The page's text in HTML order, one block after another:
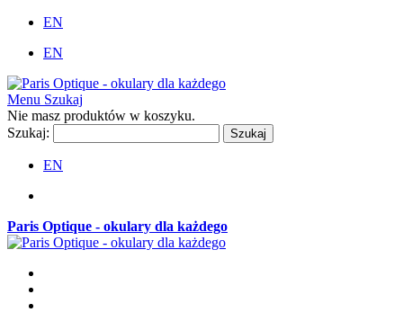
EN
EN
Menu Szukaj
Nie masz produktów w koszyku.
Szukaj:
Szukaj
EN
Paris Optique - okulary dla każdego